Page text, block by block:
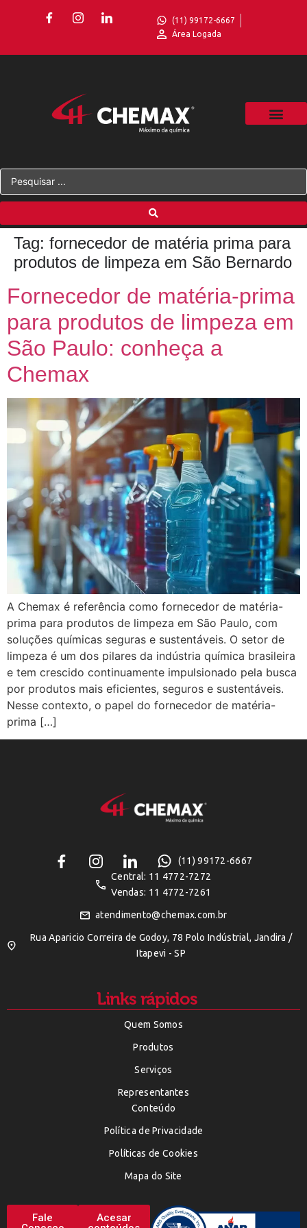
(11) 99172-6667
Área Logada
Tag: fornecedor de matéria prima para
produtos de limpeza em São Bernardo
Fornecedor de matéria-prima
para produtos de limpeza em
São Paulo: conheça a
Chemax
A Chemax é referência como fornecedor de matéria-
prima para produtos de limpeza em São Paulo, com
soluções químicas seguras e sustentáveis. O setor de
limpeza é um dos pilares da indústria química brasileira
e tem crescido continuamente impulsionado pela busca
por produtos mais eficientes, seguros e sustentáveis.
Nesse contexto, o papel do fornecedor de matéria-
prima […]
(11) 99172-6667
Central: 11 4772-7272
Vendas: 11 4772-7261
atendimento@chemax.com.br
Rua Aparicio Correira de Godoy, 78 Polo Indústrial, Jandira /
Itapevi - SP
Links rápidos
Quem Somos
Produtos
Serviços
Representantes
Conteúdo
Política de Privacidade
Políticas de Cookies
Mapa do Site
Fale
Acesar